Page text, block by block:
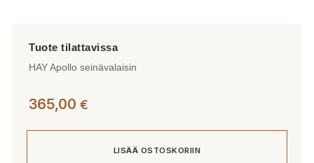
HAY Apollo seinävalaisin
365,00 €
LISÄÄ OSTOSKORIIN